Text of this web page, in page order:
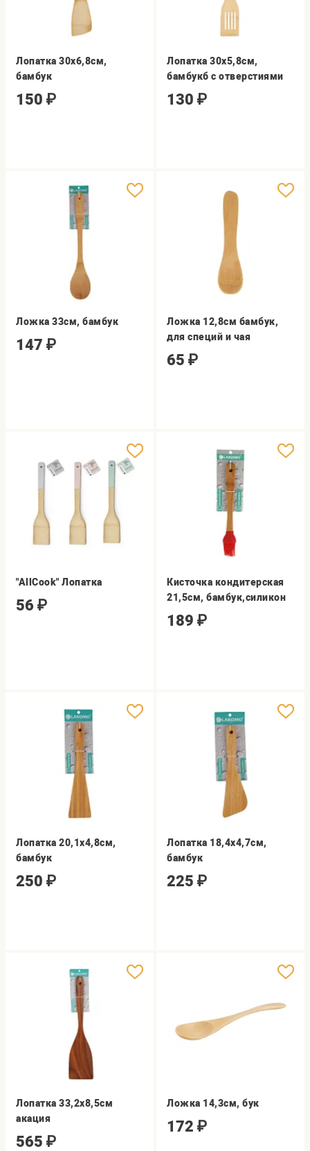
Лопатка 30x6,8см,
бамбук
150 ₽
Лопатка 30х5,8см,
бамбукб с отверстиями
130 ₽
Ложка 33см, бамбук
147 ₽
Ложка 12,8см бамбук,
для специй и чая
65 ₽
"AllCook" Лопатка
56 ₽
Кисточка кондитерская
21,5см, бамбук,силикон
189 ₽
Лопатка 20,1х4,8см,
бамбук
250 ₽
Лопатка 18,4х4,7см,
бамбук
225 ₽
Лопатка 33,2х8,5см
акация
565 ₽
Ложка 14,3см, бук
172 ₽